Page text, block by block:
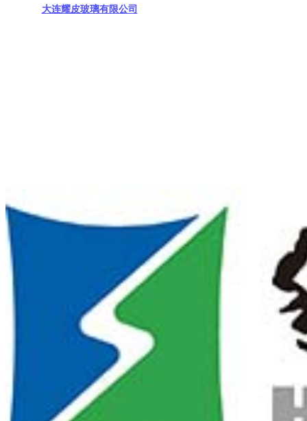
大连耀皮玻璃有限公司